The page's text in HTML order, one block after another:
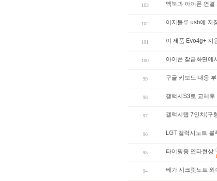
103 맥북과 아이폰 연
102 이지블루 usb에 저
101 이 제품 Evo4g+ 지
100 아이폰 잠금화면에
99 구글 키보드 대응
98 갤럭시S3로 교체
97 갤럭시탭 7인치(구
96 LGT 갤럭시노트
95 타이핑중 연타현상
1
94 베가 시크릿노트